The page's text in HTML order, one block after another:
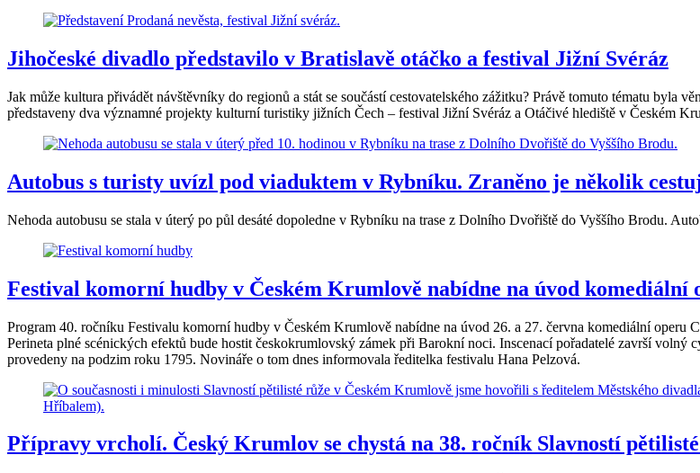
Jihočeské divadlo představilo v Bratislavě otáčko a festival Jižní Svéráz
Jak může kultura přivádět návštěvníky do regionů a stát se součástí cestovatelského zážitku? Právě tomuto tématu byla
představeny dva významné projekty kulturní turistiky jižních Čech – festival Jižní Svéráz a Otáčivé hlediště v Českém
Autobus s turisty uvízl pod viaduktem v Rybníku. Zraněno je několik
Nehoda autobusu se stala v úterý po půl desáté dopoledne v Rybníku na trase z Dolního Dvořiště do Vyššího Brodu.
Festival komorní hudby v Českém Krumlově nabídne na úvod komediální
Program 40. ročníku Festivalu komorní hudby v Českém Krumlově nabídne na úvod 26. a 27. června komediální operu
Perineta plné scénických efektů bude hostit českokrumlovský zámek při Barokní noci. Inscenací pořadatelé završí
provedeny na podzim roku 1795. Novináře o tom dnes informovala ředitelka festivalu Hana Pelzová.
Přípravy vrcholí. Český Krumlov se chystá na 38. ročník Slavností